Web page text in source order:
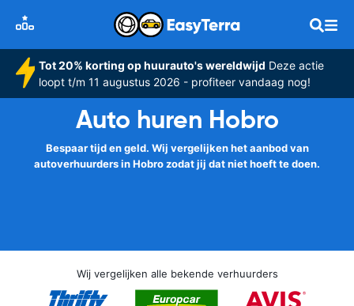
Tot 20% korting op huurauto's wereldwijd Deze actie
loopt t/m 11 augustus 2026 - profiteer vandaag nog!
Auto huren Hobro
Bespaar tijd en geld. Wij vergelijken het aanbod van
autoverhuurders in Hobro zodat jij dat niet hoeft te doen.
Wij vergelijken alle bekende verhuurders